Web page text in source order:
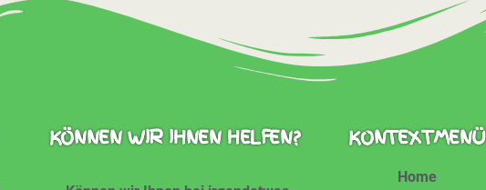
KÖNNEN WIR IHNEN HELFEN? KONTEXTMENÜ
Home